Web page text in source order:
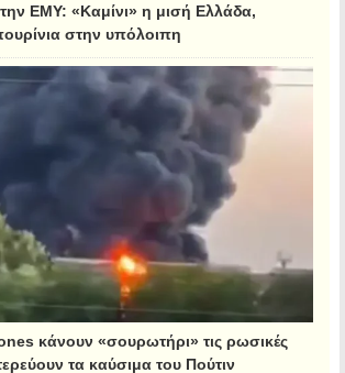
ΕΜΥ: «Καμίνι» η μισή Ελλάδα,
στην υπόλοιπη
κάνουν «σουρωτήρι» τις ρωσικές
τα καύσιμα του Πούτιν